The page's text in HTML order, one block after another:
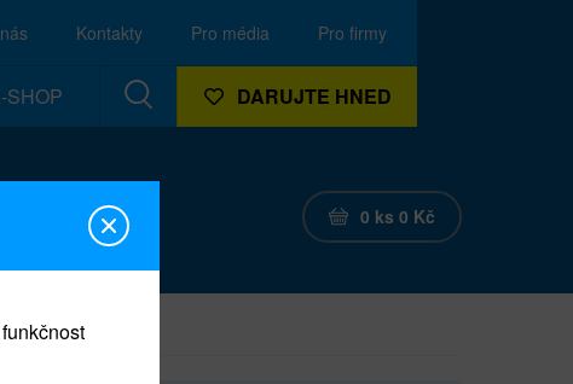
Kontakty Pro média Pro firmy
SHOP DARUJTE HNED
0 ks 0 Kč